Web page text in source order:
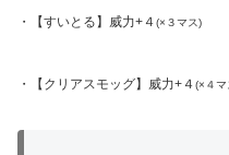
・【すいとる】威力+４(×３マス)
・【クリアスモッグ】威力+４(×４マ